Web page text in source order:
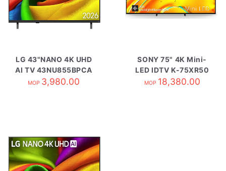
LG 43"NANO 4K UHD
AI TV 43NU855BPCA
MOP 3,980.00
SONY 75" 4K Mini-
LED IDTV K-75XR50
MOP 18,380.00